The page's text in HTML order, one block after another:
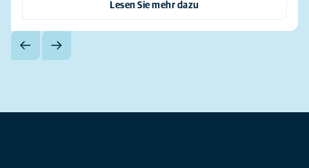
Lesen Sie mehr dazu